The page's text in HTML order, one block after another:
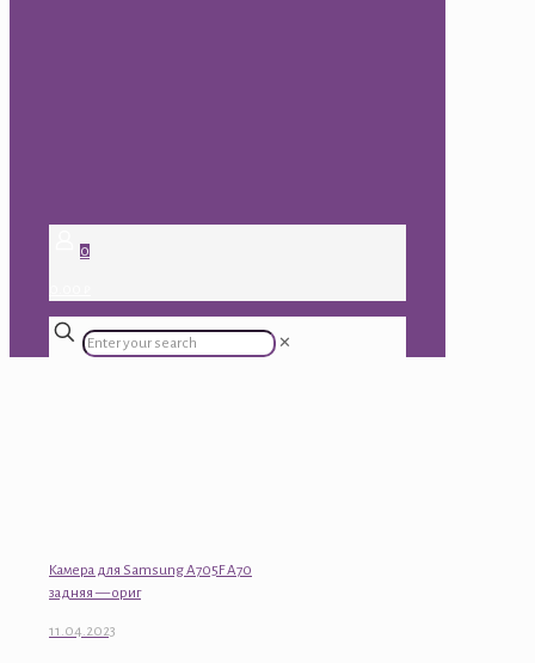
0
✕
Камера для Samsung A705F A70
задняя — ориг
11.04.2023